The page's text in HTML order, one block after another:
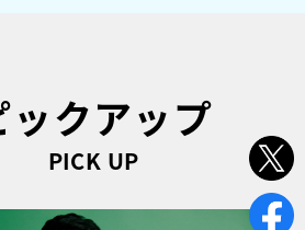
ックアップ
PICK UP